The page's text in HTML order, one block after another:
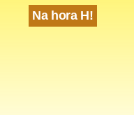
Na hora H!